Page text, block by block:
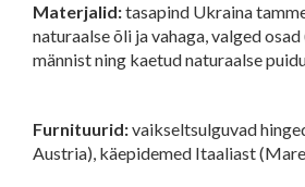
Materjalid:tasapind Ukraina
naturaalse õli ja vahaga, valged
männist ning kaetud naturaalse
Furnituurid:vaikseltsulguvad
Austria), käepidemed Itaaliast